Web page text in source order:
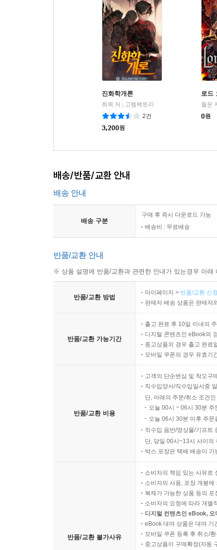
진화학개론
취력 저 | 고렘팩토리
2건
3,200원
로드
월운
0원
배송/반품/교환 안내
배송 안내
배송 구분
구매 후 즉시 다운로드 가능
배송비 : 무료배송
반품/교환 안내
※ 상품 설명에 반품/교환과 관련한 안내가 있는경우 아
반품/교환 방법
마이페이지 > 반품/교환 신
판매자 배송 상품은 판매자
반품/교환 가능기간
출고 완료 후 10일 이내의
디지털 콘텐츠인 eBook의
중고상품의 경우 출고 완료
모바일 쿠폰의 경우 유효기
반품/교환 비용
고객의 단순변심 및 착오구
직수입양서/직수입일서중
단, 아래의 주문/취소 조건
오늘 00시 ~ 06시 30분
오늘 06시 30분 이후 주
직수입 음반/영상물/기프트
단, 당일 00시~13시 사이의
박스 포장은 택배 배송이
반품/교환 불가사유
소비자의 책임 있는 사유로
소비자의 사용, 포장 개봉
복제가 가능한 상품 등의
소비자의 요청에 따라 개별
디지털 컨텐츠인 eBook,
eBook 대여 상품은 대여 기
모바일 쿠폰 등록 후 취소/
중고상품이 구매확정(자동